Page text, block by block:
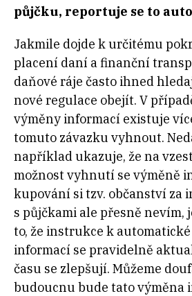
půjčku, reportuje se to
Jakmile dojde k určitému
placení daní a finanční
daňové ráje často ihned
nové regulace obejít. V
výměny informací existuje
tomuto závazku vyhnout.
například ukazuje, že na
možnost vyhnutí se výměně
kupování si tzv. občanství za
s půjčkami ale přesně nevím,
to, že instrukce k
informací se pravidelně
času se zlepšují. Můžeme
budoucnu bude tato výměna